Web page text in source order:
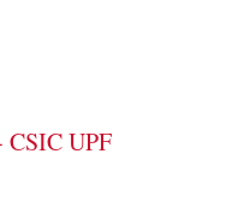
UPF